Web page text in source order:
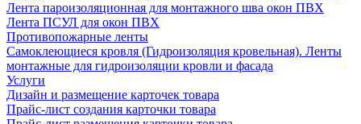
Лента пароизоляционная для монтажного шва окон ПВХ
Лента ПСУЛ для окон ПВХ
Противопожарные ленты
Самоклеющиеся кровля (Гидроизоляция кровельная). Ленты
монтажные для гидроизоляции кровли и фасада
Услуги
Дизайн и размещение карточек товара
Прайс-лист создания карточки товара